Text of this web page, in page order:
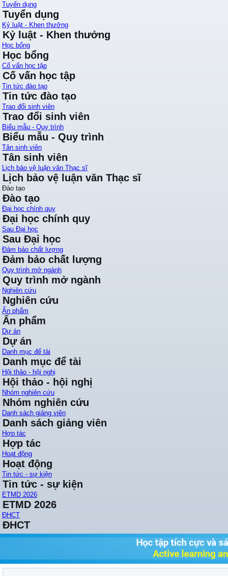
Tuyển dụng
Tuyển dụng
Kỷ luật - Khen thưởng
Kỷ luật - Khen thưởng
Học bổng
Học bổng
Cố vấn học tập
Cố vấn học tập
Tin tức đào tạo
Tin tức đào tạo
Trao đổi sinh viên
Trao đổi sinh viên
Biểu mẫu - Quy trình
Biểu mẫu - Quy trình
Tân sinh viên
Tân sinh viên
Lịch bảo vệ luận văn Thạc sĩ
Lịch bảo vệ luận văn Thạc sĩ
Đào tạo
Đào tạo
Đại học chính quy
Đại học chính quy
Sau Đại học
Sau Đại học
Đảm bảo chất lượng
Đảm bảo chất lượng
Quy trình mở ngành
Quy trình mở ngành
Nghiên cứu
Nghiên cứu
Ấn phẩm
Ấn phẩm
Dự án
Dự án
Danh mục để tài
Danh mục để tài
Hội thảo - hội nghị
Hội thảo - hội nghị
Nhóm nghiên cứu
Nhóm nghiên cứu
Danh sách giảng viên
Danh sách giảng viên
Hợp tác
Hợp tác
Hoạt động
Hoạt động
Tin tức - sự kiện
Tin tức - sự kiện
ETMD 2026
ETMD 2026
ĐHCT
ĐHCT